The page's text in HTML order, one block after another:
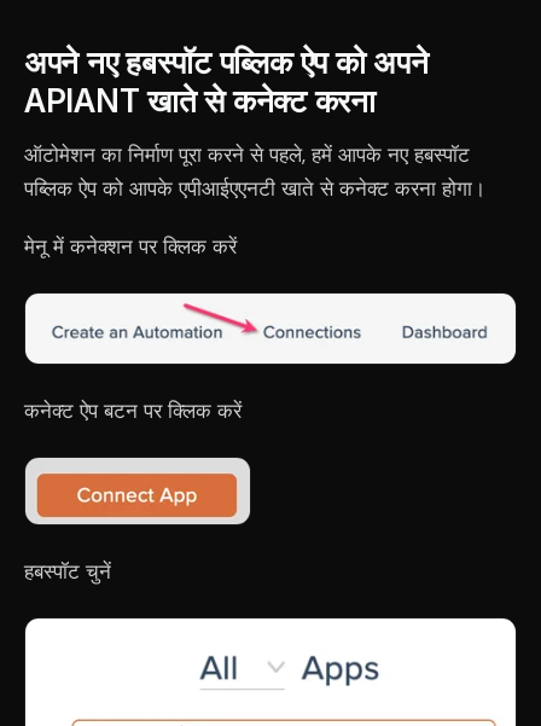
अपने नए हबस्पॉट पब्लिक ऐप को अपने
APIANT खाते से कनेक्ट करना
ऑटोमेशन का निर्माण पूरा करने से पहले, हमें आपके नए हबस्पॉट
पब्लिक ऐप को आपके एपीआईएएनटी खाते से कनेक्ट करना होगा।
मेनू में कनेक्शन पर क्लिक करें
कनेक्ट ऐप बटन पर क्लिक करें
हबस्पॉट चुनें